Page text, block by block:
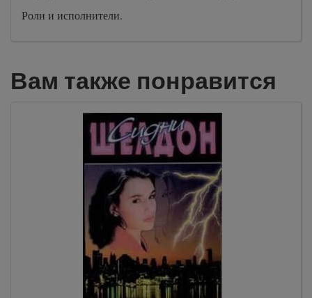
Роли и исполнители.
Вам также понравится